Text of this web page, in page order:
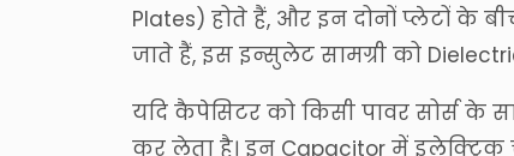
Plates) होते हैं, और इन दोनों प्लेटों के
जाते हैं, इस इन्सुलेट सामग्री को
यदि कैपेसिटर को किसी पावर सोर्स के
कर लेता है। इन Capacitor में